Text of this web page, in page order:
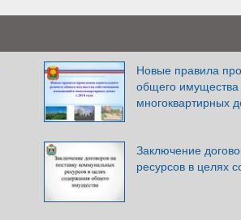
Новые правила
общего
многоквартирных
Заключение
ресурсов в целях